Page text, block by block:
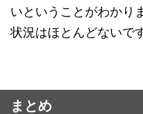
いということがわかり
状況はほとんどないで
まとめ